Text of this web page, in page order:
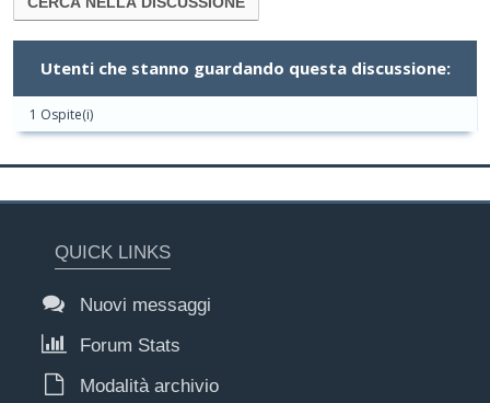
Utenti che stanno guardando questa discussione:
1 Ospite(i)
QUICK LINKS
Nuovi messaggi
Forum Stats
Modalità archivio